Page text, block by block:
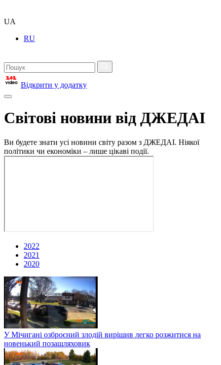
UA
RU
Відкрити у додатку
Світові новини від ДЖЕДАІ
Ви будете знати усі новини світу разом з ДЖЕДАІ. Ніякої
політики чи економіки – лише цікаві події.
2022
2021
2020
У Мічигані озброєний злодій вирішив легко розжитися на
новенький позашляховик